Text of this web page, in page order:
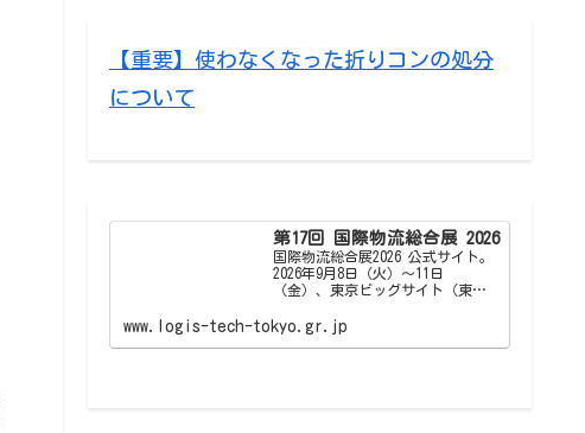
【重要】使わなくなった折りコンの処分
について
第17回 国際物流総合展 2026
国際物流総合展2026 公式サイト。
2026年9月8日（火）～11日
（金）、東京ビッグサイト（東京
ル、西1〜4ホールで開催。今回は
www.logis-tech-tokyo.gr.jp